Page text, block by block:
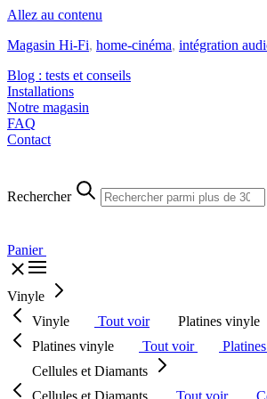
Allez au contenu
Magasin Hi-Fi, home-cinéma, intégration
Blog : tests et conseils
Installations
Notre magasin
FAQ
Contact
Rechercher
Panier
Vinyle
Vinyle
Tout voir
Platines vinyle
Platines vinyle
Tout voir
Cellules et Diamants
Cellules et Diamants
Tout voir